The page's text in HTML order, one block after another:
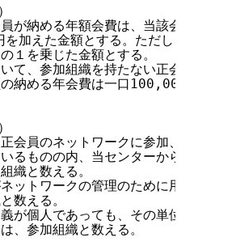
が納める年額会費は、当該会員の参
加えた金額とする。ただし、10月1
１を乗じた金額とする。
て、参加組織を持たない正会員の参
納める年会費は一口100,000円とし
会員のネットワークに参加、加入あ
るものの内、当センターからドメイ
織と数える。
ットワークの管理のために用いてい
数える。
が個人であっても、その単位でドメ
、参加組織と数える。